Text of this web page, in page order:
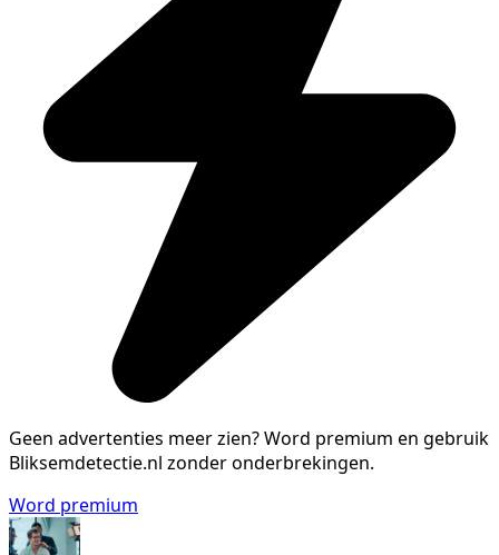
Geen advertenties meer zien?Word premium en gebruik
Bliksemdetectie.nl zonder onderbrekingen.
Word premium